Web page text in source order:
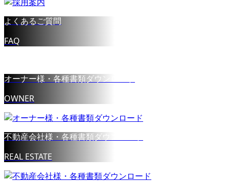
よくあるご質問
FAQ
オーナー様・各種書類ダウンロード
OWNER
不動産会社様・各種書類ダウンロード
REAL ESTATE